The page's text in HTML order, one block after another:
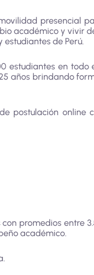
presencial
académico y vivir
de Perú.
estudiantes en
años brindando
postulación online
promedios entre
académico.